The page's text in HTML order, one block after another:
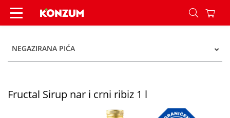
Fructal Sirup nar i crni ribiz 1 l - Konzum
NEGAZIRANA PIĆA
Fructal Sirup nar i crni ribiz 1 l